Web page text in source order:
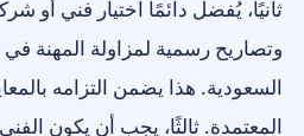
ثانيًا، يُفضل دائمًا اختيار فني أو
وتصاريح رسمية لمزاولة المهنة في
السعودية. هذا يضمن التزامه
المعتمدة. ثالثًا، يجب أن يكون